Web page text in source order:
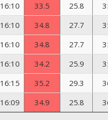
16:10 33.5 25.8
16:10 34.8 27.7
16:10 34.8 27.7
16:10 34.2 25.9
16:15 35.2 29.3
16:09 34.9 25.8